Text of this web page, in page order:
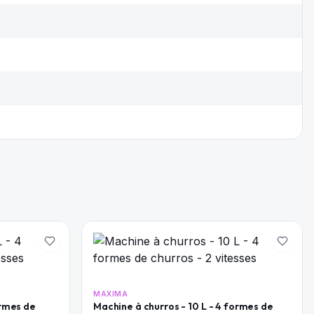
de
MAXIMA
Machine à churros - 10 L - 4 formes de